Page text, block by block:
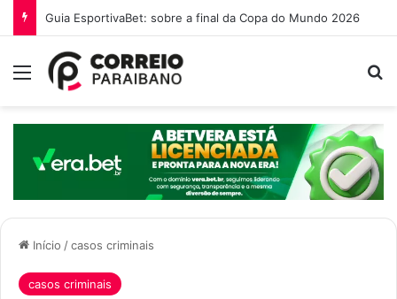
O que é a Ebinex e por que traders brasileiros estão migrando para ela em 2026
Menu
Início /casos criminais
casos criminais